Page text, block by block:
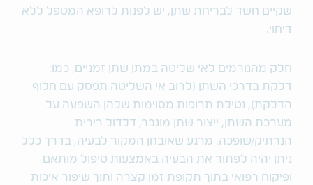
שקיים חשד לבריחת שתן, יש לפנות לרופא המטפל ללא
דיחוי.
חלק מהגורמים לאי שליטה במתן שתן זמניים, כמו:
דלקת בדרכי השתן (לרוב אי השליטה תפסק עם חלוף
הדלקת), נטילת תרופות מסוימות שלהן השפעה על
מערכת השתן, ייצור שתן מוגבר, דלדול רירית
הנרתיק/שופכה. מרגע שאובחן המקור לבעיה, בדרך כלל
ניתן יהיה לפתור את הבעיה באמצעות טיפול מותאם
ופיקוח רפואי בתוך תקופת זמן קצרה ותוך שיפור איכות